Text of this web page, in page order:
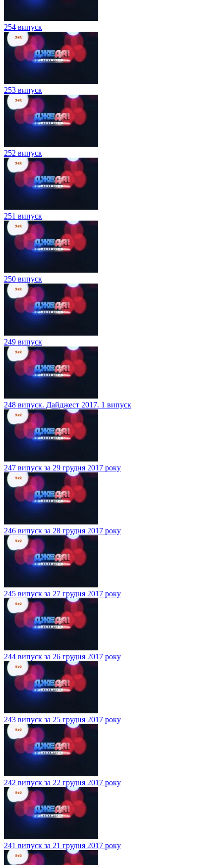
254 випуск
253 випуск
252 випуск
251 випуск
250 випуск
249 випуск
248 випуск. Дайджест 2017. 1 випуск
247 випуск за 29 грудня 2017 року
246 випуск за 28 грудня 2017 року
245 випуск за 27 грудня 2017 року
244 випуск за 26 грудня 2017 року
243 випуск за 25 грудня 2017 року
242 випуск за 22 грудня 2017 року
241 випуск за 21 грудня 2017 року